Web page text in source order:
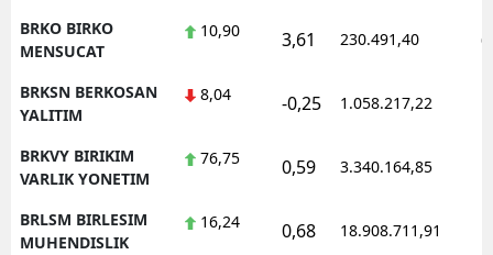
BRKO BIRKO
MENSUCAT
10,90 3,61 230.491,40
BRKSN BERKOSAN
YALITIM
8,04 -0,25 1.058.217,22
BRKVY BIRIKIM
VARLIK YONETIM
76,75 0,59 3.340.164,85
BRLSM BIRLESIM
MUHENDISLIK
16,24 0,68 18.908.711,91